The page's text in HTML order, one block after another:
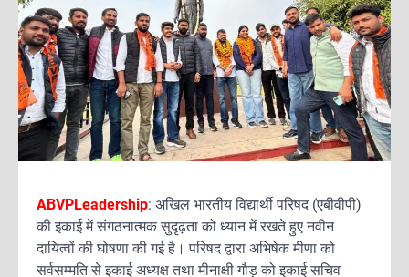
ABVPLeadership: अखिल भारतीय विद्यार्थी परिषद (एबीवीपी)
की इकाई में संगठनात्मक सुदृढ़ता को ध्यान में रखते हुए नवीन
दायित्वों की घोषणा की गई है। परिषद द्वारा अभिषेक मीणा को
सर्वसम्मति से इकाई अध्यक्ष तथा मीनाक्षी गौड़ को इकाई सचिव